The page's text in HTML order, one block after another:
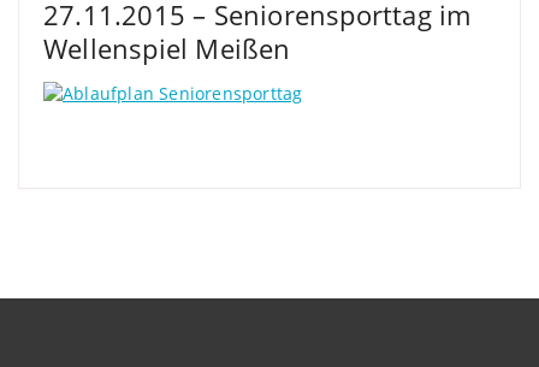
27.11.2015 – Seniorensporttag im
Wellenspiel Meißen